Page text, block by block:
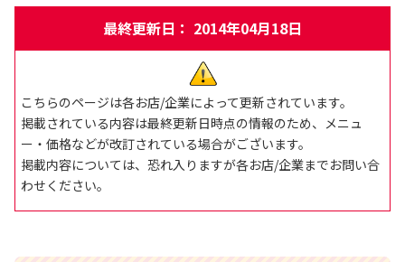
最終更新日： 2014年04月18日
こちらのページは各お店/企業によって更新されています。
掲載されている内容は最終更新日時点の情報のため、メニュ
ー・価格などが改訂されている場合がございます。
掲載内容については、恐れ入りますが各お店/企業までお問い合
わせください。